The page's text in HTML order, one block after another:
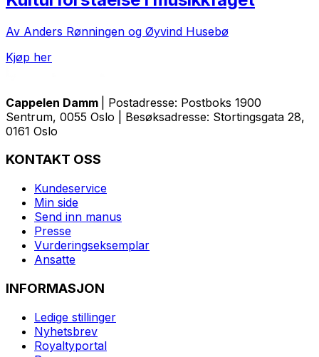
Av Anders Rønningen og Øyvind Husebø
Kjøp her
Cappelen Damm
| Postadresse: Postboks 1900
Sentrum, 0055 Oslo | Besøksadresse: Stortingsgata 28,
0161 Oslo
KONTAKT OSS
Kundeservice
Min side
Send inn manus
Presse
Vurderingseksemplar
Ansatte
INFORMASJON
Ledige stillinger
Nyhetsbrev
Royaltyportal